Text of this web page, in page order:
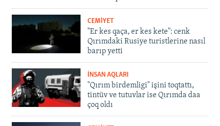
CEMİYET
"Er kes qaça, er kes kete": cenk
Qırımdaki Rusiye turistlerine nasıl
barıp yetti
İNSAN AQLARI
"Qırım birdemligi" işini toqtattı,
tintüv ve tutuvlar ise Qırımda daa
çoq oldı